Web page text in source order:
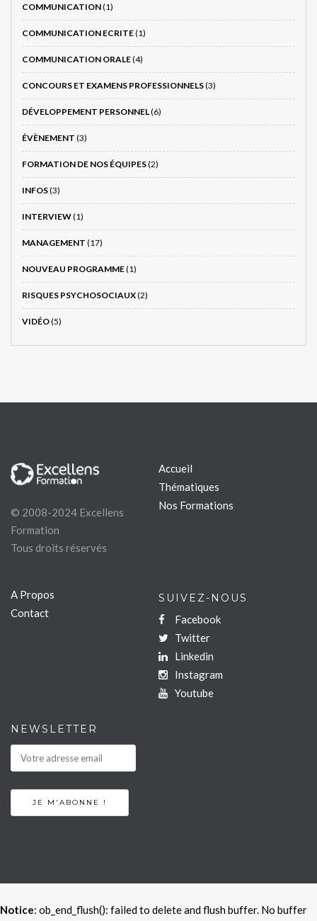
COMMUNICATION(1)
COMMUNICATION ECRITE(1)
COMMUNICATION ORALE(4)
CONCOURS ET EXAMENS PROFESSIONNELS(3)
DÉVELOPPEMENT PERSONNEL(6)
ÉVÈNEMENT (3)
FORMATION DE NOS ÉQUIPES(2)
INFOS(3)
INTERVIEW(1)
MANAGEMENT (17)
NOUVEAU PROGRAMME(1)
RISQUES PSYCHOSOCIAUX(2)
VIDÉO(5)
© 2008-2024 Excellens
Formation
Tous droits réservés
Accueil
Thématiques
Nos Formations
A Propos
Contact
SUIVEZ-NOUS
Facebook
Twitter
Linkedin
Instagram
Youtube
NEWSLETTER
Notice: ob_end_flush(): failed to delete and flush buffer. No buffer